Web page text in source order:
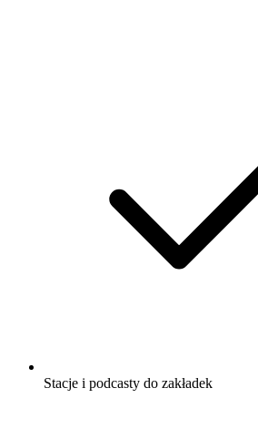
Stacje i podcasty do zakładek